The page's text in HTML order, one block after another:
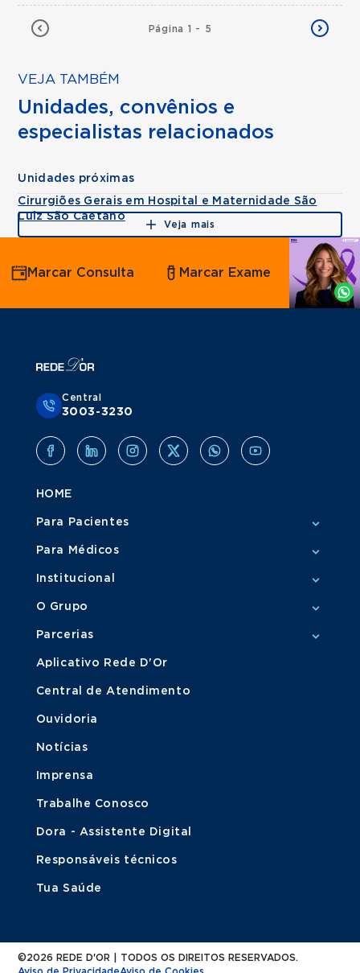
Página 1 - 5
VEJA TAMBÉM
Unidades, convênios e
especialistas relacionados
Unidades próximas
Cirurgiões Gerais em Hospital e Maternidade São
Luiz São Caetano
Veja mais
Agende
por
Whatsapp
Marcar Consulta Marcar Exame
Central
3003-3230
HOME
Para Pacientes
Para Médicos
Institucional
O Grupo
Parcerias
Aplicativo Rede D'Or
Central de Atendimento
Ouvidoria
Notícias
Imprensa
Trabalhe Conosco
Dora - Assistente Digital
Responsáveis técnicos
Tua Saúde
©2026 REDE D'OR | TODOS OS DIREITOS RESERVADOS.